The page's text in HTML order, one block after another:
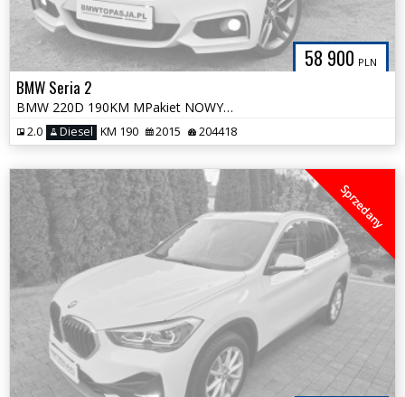
58 900 PLN
BMW Seria 2
BMW 220D 190KM MPakiet NOWY ROZRZĄD Serwis Skrzyni 100% Bezwypadkowa
2.0 Diesel KM 190 2015 204418
Sprzedany